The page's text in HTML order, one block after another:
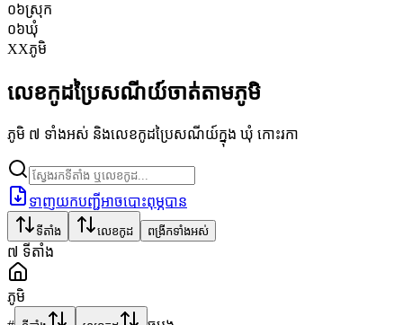
០៦ស្រុក
០៦ឃុំ
XXភូមិ
លេខកូដប្រៃសណីយ៍ចាត់តាមភូមិ
ភូមិ ៧ ទាំងអស់ និងលេខកូដប្រៃសណីយ៍ក្នុង ឃុំ កោះរកា
ទាញយកបញ្ជីអាចបោះពុម្ភបាន
ទីតាំង លេខកូដ ពង្រីកទាំងអស់
៧ ទីតាំង
ភូមិ